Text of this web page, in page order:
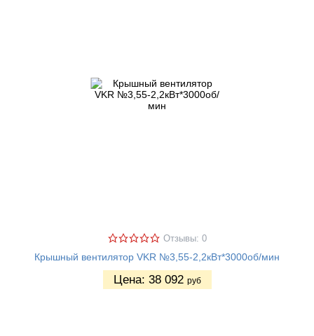
Отзывы: 0
Крышный вентилятор VKR №3,55-2,2кВт*3000об/мин
Цена: 38 092 руб